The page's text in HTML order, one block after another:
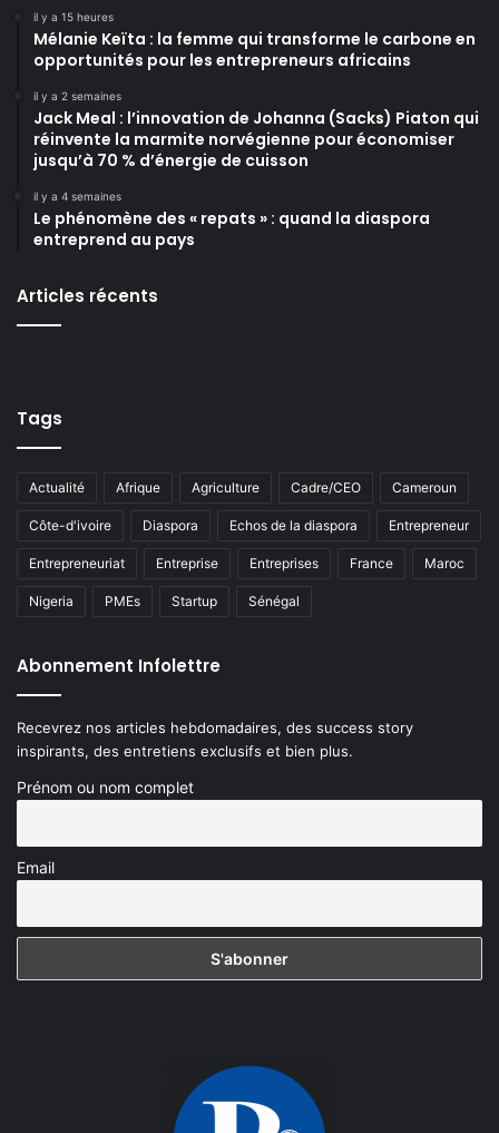
il y a 15 heures
Mélanie Keïta : la femme qui transforme le carbone en
opportunités pour les entrepreneurs africains
il y a 2 semaines
Jack Meal : l’innovation de Johanna (Sacks) Piaton qui
réinvente la marmite norvégienne pour économiser
jusqu’à 70 % d’énergie de cuisson
il y a 4 semaines
Le phénomène des « repats » : quand la diaspora
entreprend au pays
Articles récents
Tags
Actualité Afrique Agriculture Cadre/CEO Cameroun
Côte-d'ivoire Diaspora Echos de la diaspora Entrepreneur
Entrepreneuriat Entreprise Entreprises France Maroc
Nigeria PMEs Startup Sénégal
Abonnement Infolettre
Recevrez nos articles hebdomadaires, des success story
inspirants, des entretiens exclusifs et bien plus.
Prénom ou nom complet
Email